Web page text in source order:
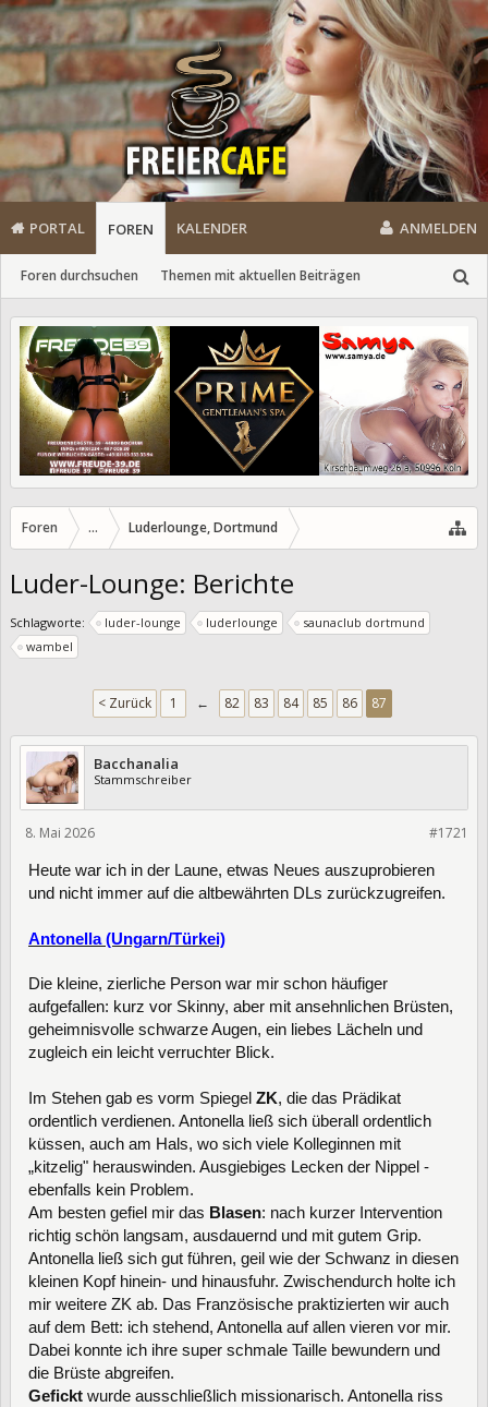
PORTAL FOREN
Foren durchsuchen Themen mit aktuellen Beiträgen
KALENDER ANMELDEN
Foren ... Luderlounge, Dortmund
Luder-Lounge: Berichte
Schlagworte: luder-lounge luderlounge
saunaclub dortmund
wambel
< Zurück 1 ← 82 83 84 85 86 87
Bacchanalia
Stammschreiber
#1721
8. Mai 2026
Heute war ich in der Laune, etwas Neues auszuprobieren
und nicht immer auf die altbewährten DLs zurückzugreifen.
Antonella (Ungarn/Türkei)
Die kleine, zierliche Person war mir schon häufiger
aufgefallen: kurz vor Skinny, aber mit ansehnlichen Brüsten,
geheimnisvolle schwarze Augen, ein liebes Lächeln und
zugleich ein leicht verruchter Blick.
Im Stehen gab es vorm Spiegel ZK, die das Prädikat
ordentlich verdienen. Antonella ließ sich überall ordentlich
küssen, auch am Hals, wo sich viele Kolleginnen mit
„kitzelig" herauswinden. Ausgiebiges Lecken der Nippel -
ebenfalls kein Problem.
Am besten gefiel mir das Blasen: nach kurzer Intervention
richtig schön langsam, ausdauernd und mit gutem Grip.
Antonella ließ sich gut führen, geil wie der Schwanz in diesen
kleinen Kopf hinein- und hinausfuhr. Zwischendurch holte ich
mir weitere ZK ab. Das Französische praktizierten wir auch
auf dem Bett: ich stehend, Antonella auf allen vieren vor mir.
Dabei konnte ich ihre super schmale Taille bewundern und
die Brüste abgreifen.
Gefickt wurde ausschließlich missionarisch. Antonella riss